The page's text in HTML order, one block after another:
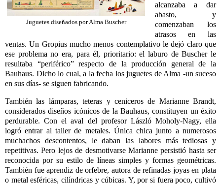
Juguetes diseñados por Alma Buscher
alcanzaba a dar
abasto, y
comenzaban los
atrasos en las
ventas. Un Gropius mucho menos contemplativo le dejó claro que
ese problema no era, para él, prioritario: el laburo de Buscher le
resultaba “periférico” respecto de la producción general de la
Bauhaus. Dicho lo cual, a la fecha los juguetes de Alma -un suceso
en sus días- se siguen fabricando.
También las lámparas, teteras y ceniceros de Marianne Brandt,
considerados diseños icónicos de la Bauhaus, constituyen un éxito
perdurable. Con el aval del profesor László Moholy-Nagy, ella
logró entrar al taller de metales. Única chica junto a numerosos
muchachos descontentos, le daban las labores más tediosas y
repetitivas. Pero lejos de desmotivarse Marianne persistió hasta ser
reconocida por su estilo de líneas simples y formas geométricas.
También fue aprendiz de orfebre, autora de refinadas joyas en plata
o metal esféricas, cilíndricas y cúbicas. Y, por si fuera poco, cultivó